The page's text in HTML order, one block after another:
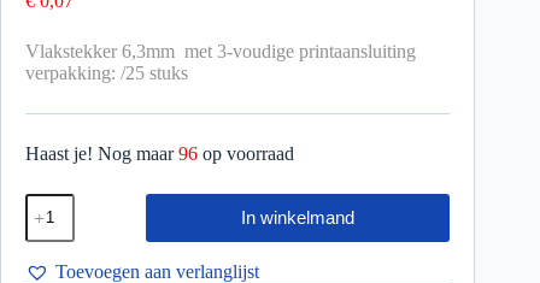
Vlakstekker 6,3mm met 3-voudige printaansluiting
verpakking: /25 stuks
Haast je! Nog maar96 op voorraad
In winkelmand
Toevoegen aan verlanglijst